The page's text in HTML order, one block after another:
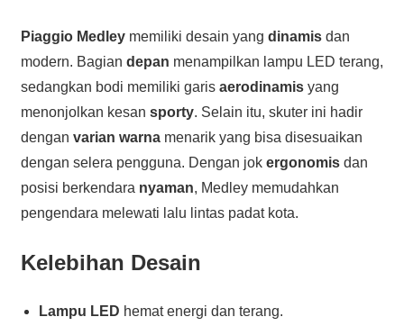
Piaggio Medleymemiliki desain yang dinamisdan
modern. Bagian depan menampilkan lampu LED terang,
sedangkan bodi memiliki garis aerodinamisyang
menonjolkan kesan sporty. Selain itu, skuter ini hadir
dengan varian warnamenarik yang bisa disesuaikan
dengan selera pengguna. Dengan jok ergonomisdan
posisi berkendara nyaman, Medley memudahkan
pengendara melewati lalu lintas padat kota.
Kelebihan Desain
Lampu LED hemat energi dan terang.